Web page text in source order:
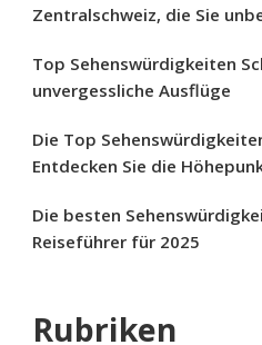
Zentralschweiz, die Sie
Top Sehenswürdigkeiten
unvergessliche Ausflüge
Die Top
Entdecken Sie die
Die besten
Reiseführer für 2025
Rubriken